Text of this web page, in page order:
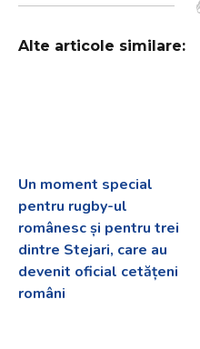
interact
theAlte articole similare:
Un moment special
pentru rugby-ul
românesc și pentru trei
dintre Stejari, care au
devenit oficial cetățeni
români